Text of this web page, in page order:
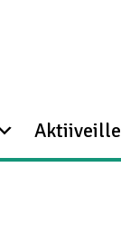
Aktiiveille